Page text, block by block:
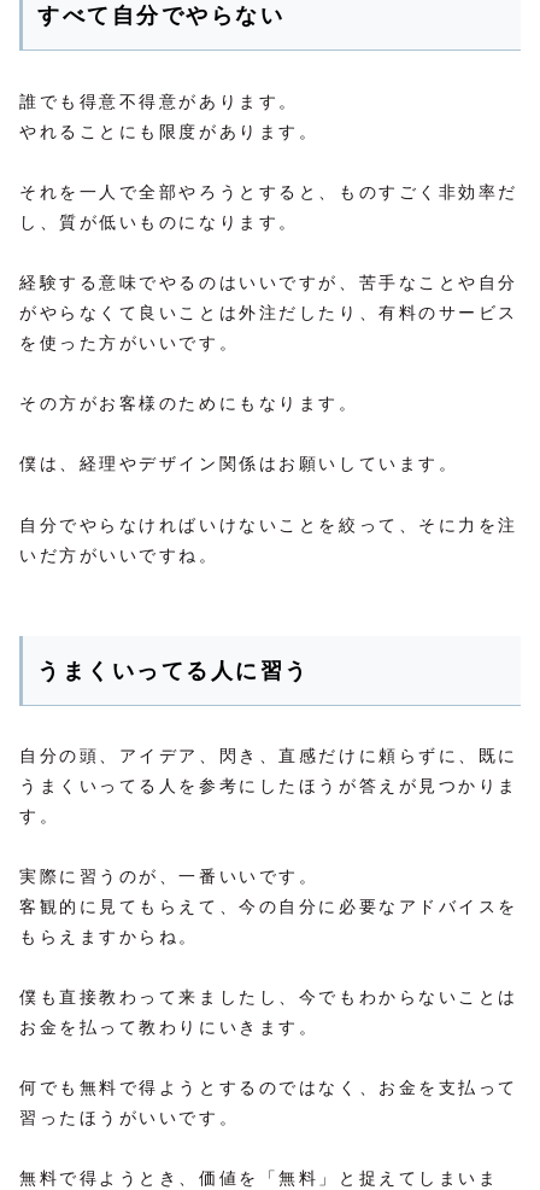
すべて自分でやらない
誰でも得意不得意があります。
やれることにも限度があります。
それを一人で全部やろうとすると、ものすごく非効率だ
し、質が低いものになります。
経験する意味でやるのはいいですが、苦手なことや自分
がやらなくて良いことは外注だしたり、有料のサービス
を使った方がいいです。
その方がお客様のためにもなります。
僕は、経理やデザイン関係はお願いしています。
自分でやらなければいけないことを絞って、そに力を注
いだ方がいいですね。
うまくいってる人に習う
自分の頭、アイデア、閃き、直感だけに頼らずに、既に
うまくいってる人を参考にしたほうが答えが見つかりま
す。
実際に習うのが、一番いいです。
客観的に見てもらえて、今の自分に必要なアドバイスを
もらえますからね。
僕も直接教わって来ましたし、今でもわからないことは
お金を払って教わりにいきます。
何でも無料で得ようとするのではなく、お金を支払って
習ったほうがいいです。
無料で得ようとき、価値を「無料」と捉えてしまいま